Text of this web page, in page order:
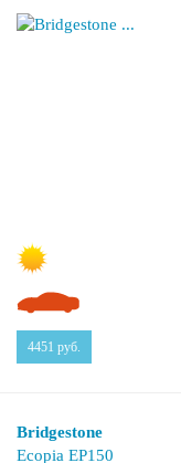
4451 руб.
Bridgestone
Ecopia EP150